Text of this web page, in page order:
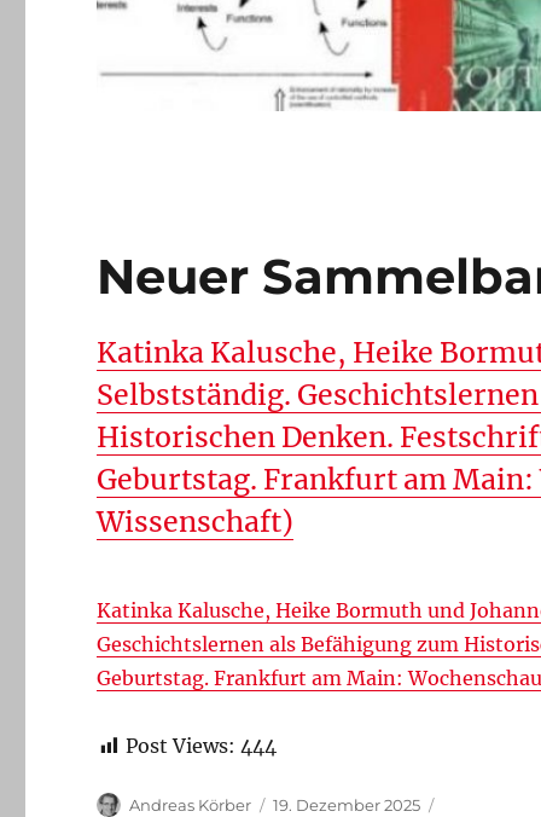
Neuer
Katinka Kalusche, Heike
Selbstständig.
Historischen Denken.
Geburtstag. Frankfurt am Main:
Wissenschaft)
Katinka Kalusche, Heike Bormuth und
Geschichtslernen als Befähigung zum
Geburtstag. Frankfurt am Main:
Post Views: 444
Autor
Andreas Körber
Veröffentlicht
19. Dezember 2025